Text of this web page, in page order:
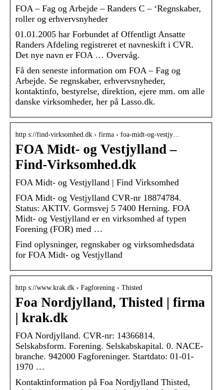
FOA – Fag og Arbejde – Randers C – ‘Regnskaber,
roller og erhvervsnyheder
01.01.2005 har Forbundet af Offentligt Ansatte
Randers Afdeling registreret et navneskift i CVR.
Det nye navn er FOA … Overvåg.
Få den seneste information om FOA – Fag og
Arbejde. Se regnskaber, erhvervsnyheder,
kontaktinfo, bestyrelse, direktion, ejere mm. om alle
danske virksomheder, her på Lasso.dk.
http s://find-virksomhed.dk › firma › foa-midt-og-vestjy…
FOA Midt- og Vestjylland –
Find-Virksomhed.dk
FOA Midt- og Vestjylland | Find Virksomhed
FOA Midt- og Vestjylland CVR-nr 18874784.
Status: AKTIV. Gormsvej 5 7400 Herning. FOA
Midt- og Vestjylland er en virksomhed af typen
Forening (FOR) med …
Find oplysninger, regnskaber og virksomhedsdata
for FOA Midt- og Vestjylland
http s://www.krak.dk › Fagforening › Thisted
Foa Nordjylland, Thisted | firma
| krak.dk
FOA Nordjylland. CVR-nr: 14366814.
Selskabsform. Forening. Selskabskapital. 0. NACE-
branche. 942000 Fagforeninger. Startdato: 01-01-
1970 …
Kontaktinformation på Foa Nordjylland Thisted,